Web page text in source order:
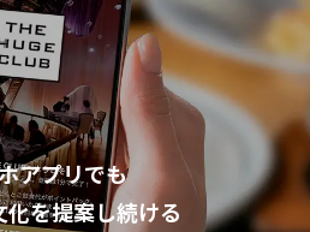
アプリでも
を提案し続ける